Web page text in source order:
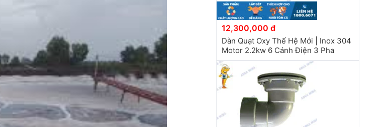
12,300,000 đ
Dàn Quạt Oxy Thế Hệ Mới | Inox 304
Motor 2.2kw 6 Cánh Điện 3 Pha